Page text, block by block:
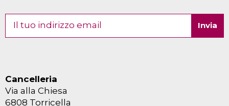
Cancelleria
Via alla Chiesa
6808 Torricella